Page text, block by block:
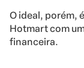
O ideal, porém,
Hotmart com
financeira.